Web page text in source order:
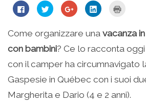
Fai
clic
su
Facebook
(Si
apre
una
nuova
finestra)
Fai
clic
condividere
su
Twitter
(Si
in
una
nuova
finestra)
Fai
clic
condividere
su
Google+
(Si
in
una
nuova
finestra)
Fai
clic
condividere
su
LinkedIn
(Si
in
una
nuova
finestra)
(Si
in
nuova
finestra)
Come organizzare una vacanza
con bambini? Ce lo racconta
con il camper ha circumnavigato
Gaspesie in Québec con i suoi
Margherita e Dario (4 e 2 anni).